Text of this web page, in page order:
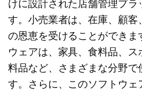
けに設計された店舗管理プラ
す。小売業者は、在庫、顧客
の恩恵を受けることができま
ウェアは、家具、食料品、ス
料品など、さまざまな分野で
す。さらに、このソフトウェ